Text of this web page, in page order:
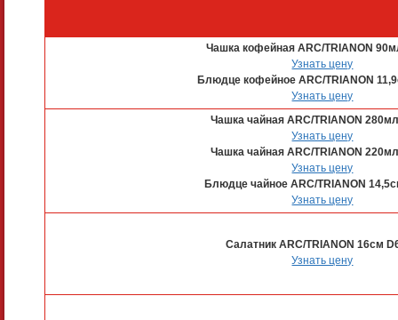
Чашка кофейная ARC/TRIANON
Узнать цену
Блюдце кофейное ARC/TRIANON
Узнать цену
Чашка чайная ARC/TRIANON
Узнать цену
Чашка чайная ARC/TRIANON
Узнать цену
Блюдце чайное ARC/TRIANON
Узнать цену
Салатник ARC/TRIANON 16см
Узнать цену